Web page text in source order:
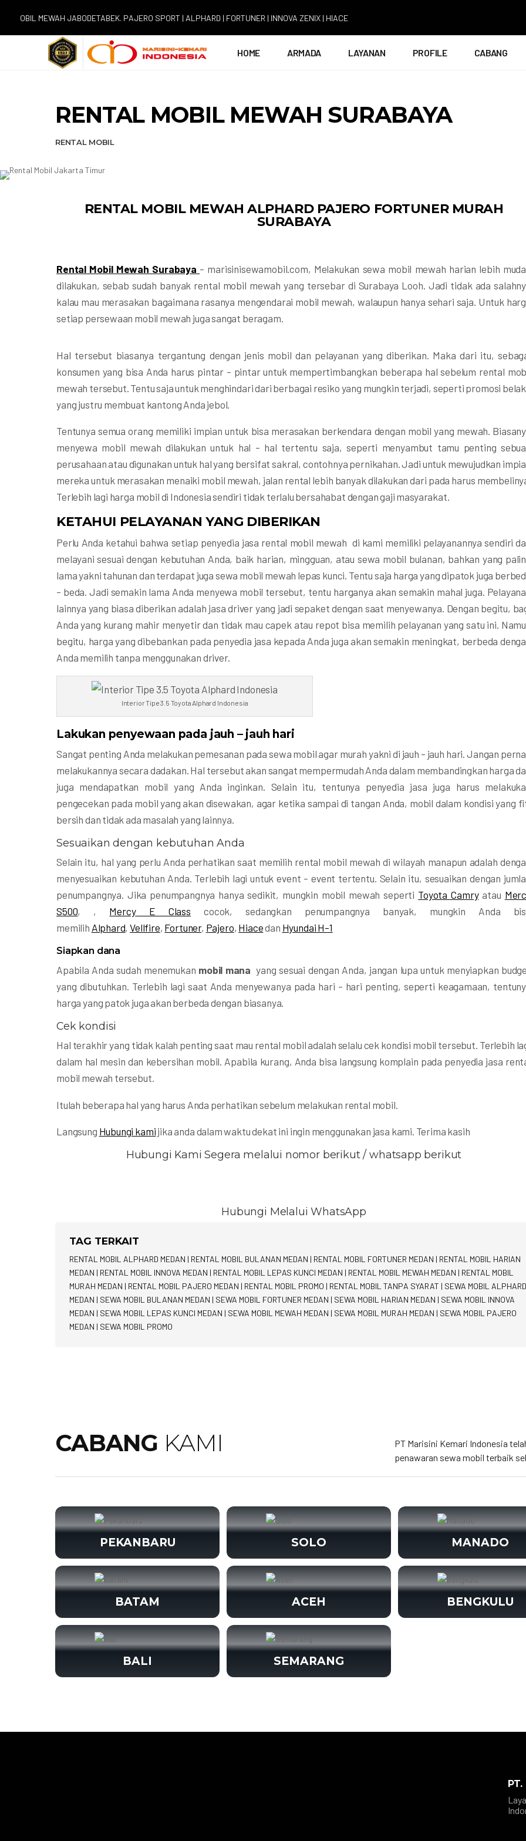
MEWAH JABODETABEK. PAJERO SPORT | ALPHARD | FORTUNER | INNOVA ZENIX | HIACE
HOME ARMADA LAYANAN PROFILE CABANG
RENTAL MOBIL MEWAH SURABAYA
RENTAL MOBIL
RENTAL MOBIL MEWAH ALPHARD PAJERO FORTUNER MURAH
SURABAYA
Rental Mobil Mewah Surabaya – marisinisewamobil.com, Melakukan sewa mobil mewah harian lebih
dilakukan, sebab sudah banyak rental mobil mewah yang tersebar di Surabaya Looh. Jadi tidak ada
kalau mau merasakan bagaimana rasanya mengendarai mobil mewah, walaupun hanya sehari saja. Untuk
setiap persewaan mobil mewah juga sangat beragam.
Hal tersebut biasanya tergantung dengan jenis mobil dan pelayanan yang diberikan. Maka dari itu,
konsumen yang bisa Anda harus pintar – pintar untuk mempertimbangkan beberapa hal sebelum rental
mewah tersebut. Tentu saja untuk menghindari dari berbagai resiko yang mungkin terjadi, seperti promosi
yang justru membuat kantong Anda jebol.
Tentunya semua orang memiliki impian untuk bisa merasakan berkendara dengan mobil yang mewah.
menyewa mobil mewah dilakukan untuk hal – hal tertentu saja, seperti menyambut tamu penting
perusahaan atau digunakan untuk hal yang bersifat sakral, contohnya pernikahan. Jadi untuk mewujudkan
mereka untuk merasakan menaiki mobil mewah, jalan rental lebih banyak dilakukan dari pada harus
Terlebih lagi harga mobil di Indonesia sendiri tidak terlalu bersahabat dengan gaji masyarakat.
KETAHUI PELAYANAN YANG DIBERIKAN
Perlu Anda ketahui bahwa setiap penyedia jasa rental mobil mewah di kami memiliki pelayanannya sendiri
melayani sesuai dengan kebutuhan Anda, baik harian, mingguan, atau sewa mobil bulanan, bahkan yang
lama yakni tahunan dan terdapat juga sewa mobil mewah lepas kunci. Tentu saja harga yang dipatok juga
– beda. Jadi semakin lama Anda menyewa mobil tersebut, tentu harganya akan semakin mahal juga.
lainnya yang biasa diberikan adalah jasa driver yang jadi sepaket dengan saat menyewanya. Dengan begitu,
Anda yang kurang mahir menyetir dan tidak mau capek atau repot bisa memilih pelayanan yang satu ini.
begitu, harga yang dibebankan pada penyedia jasa kepada Anda juga akan semakin meningkat, berbeda
Anda memilih tanpa menggunakan driver.
Interior Tipe 3.5 Toyota Alphard Indonesia
Lakukan penyewaan pada jauh – jauh hari
Sangat penting Anda melakukan pemesanan pada sewa mobil agar murah yakni di jauh – jauh hari. Jangan
melakukannya secara dadakan. Hal tersebut akan sangat mempermudah Anda dalam membandingkan harga
juga mendapatkan mobil yang Anda inginkan. Selain itu, tentunya penyedia jasa juga harus
pengecekan pada mobil yang akan disewakan, agar ketika sampai di tangan Anda, mobil dalam kondisi yang
bersih dan tidak ada masalah yang lainnya.
Sesuaikan dengan kebutuhan Anda
Selain itu, hal yang perlu Anda perhatikan saat memilih rental mobil mewah di wilayah manapun adalah
menyesuaikan kebutuhan Anda. Terlebih lagi untuk event – event tertentu. Selain itu, sesuaikan dengan
penumpangnya. Jika penumpangnya hanya sedikit, mungkin mobil mewah seperti Toyota Camryatau
S500, , Mercy E Class cocok, sedangkan penumpangnya banyak, mungkin Anda
memilih Alphard,Vellfire, Fortuner, Pajero, Hiacedan Hyundai H-1
Siapkan dana
Apabila Anda sudah menemukan mobil manayang sesuai dengan Anda, jangan lupa untuk menyiapkan
yang dibutuhkan. Terlebih lagi saat Anda menyewanya pada hari – hari penting, seperti keagamaan,
harga yang patok juga akan berbeda dengan biasanya.
Cek kondisi
Hal terakhir yang tidak kalah penting saat mau rental mobil adalah selalu cek kondisi mobil tersebut. Terlebih
dalam hal mesin dan kebersihan mobil. Apabila kurang, Anda bisa langsung komplain pada penyedia jasa
mobil mewah tersebut.
Itulah beberapa hal yang harus Anda perhatikan sebelum melakukan rental mobil.
Langsung Hubungi kami jika anda dalam waktu dekat ini ingin menggunakan jasa kami. Terima kasih
Hubungi Kami Segera melalui nomor berikut / whatsapp berikut
Hubungi Melalui WhatsApp
TAG TERKAIT
RENTAL MOBIL ALPHARD MEDAN | RENTAL MOBIL BULANAN MEDAN | RENTAL MOBIL FORTUNER MEDAN | RENTAL MOBIL HARIAN
MEDAN | RENTAL MOBIL INNOVA MEDAN | RENTAL MOBIL LEPAS KUNCI MEDAN | RENTAL MOBIL MEWAH MEDAN | RENTAL MOBIL
MURAH MEDAN | RENTAL MOBIL PAJERO MEDAN | RENTAL MOBIL PROMO | RENTAL MOBIL TANPA SYARAT | SEWA MOBIL
MEDAN | SEWA MOBIL BULANAN MEDAN | SEWA MOBIL FORTUNER MEDAN | SEWA MOBIL HARIAN MEDAN | SEWA MOBIL INNOVA
MEDAN | SEWA MOBIL LEPAS KUNCI MEDAN | SEWA MOBIL MEWAH MEDAN | SEWA MOBIL MURAH MEDAN | SEWA MOBIL PAJERO
MEDAN | SEWA MOBIL PROMO
CABANG KAMI
PT Marisini Kemari Indonesia
penawaran sewa mobil terbaik
PEKANBARU SOLO MANADO
BATAM ACEH BENGKULU
BALI SEMARANG
PT.